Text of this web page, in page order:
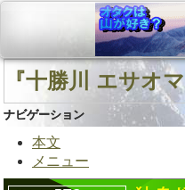
ナビゲーション
本文
メニュー